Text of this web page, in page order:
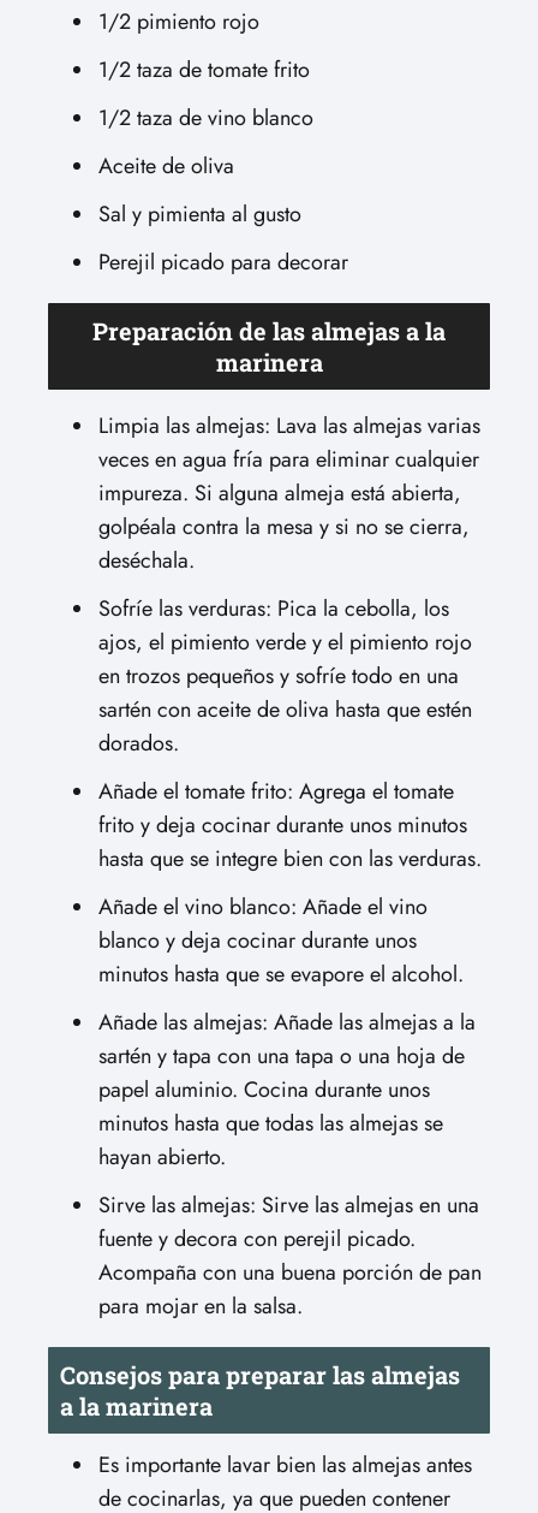
1/2 pimiento rojo
1/2 taza de tomate frito
1/2 taza de vino blanco
Aceite de oliva
Sal y pimienta al gusto
Perejil picado para decorar
Preparación de las almejas a la
marinera
Limpia las almejas: Lava las almejas varias
veces en agua fría para eliminar cualquier
impureza. Si alguna almeja está abierta,
golpéala contra la mesa y si no se cierra,
deséchala.
Sofríe las verduras: Pica la cebolla, los
ajos, el pimiento verde y el pimiento rojo
en trozos pequeños y sofríe todo en una
sartén con aceite de oliva hasta que estén
dorados.
Añade el tomate frito: Agrega el tomate
frito y deja cocinar durante unos minutos
hasta que se integre bien con las verduras.
Añade el vino blanco: Añade el vino
blanco y deja cocinar durante unos
minutos hasta que se evapore el alcohol.
Añade las almejas: Añade las almejas a la
sartén y tapa con una tapa o una hoja de
papel aluminio. Cocina durante unos
minutos hasta que todas las almejas se
hayan abierto.
Sirve las almejas: Sirve las almejas en una
fuente y decora con perejil picado.
Acompaña con una buena porción de pan
para mojar en la salsa.
Consejos para preparar las almejas
a la marinera
Es importante lavar bien las almejas antes
de cocinarlas, ya que pueden contener